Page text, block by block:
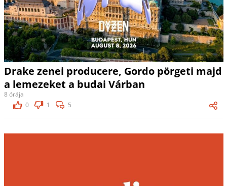
Drake zenei producere, Gordo pörgeti majd
a lemezeket a budai Várban
8 órája
0
1 5